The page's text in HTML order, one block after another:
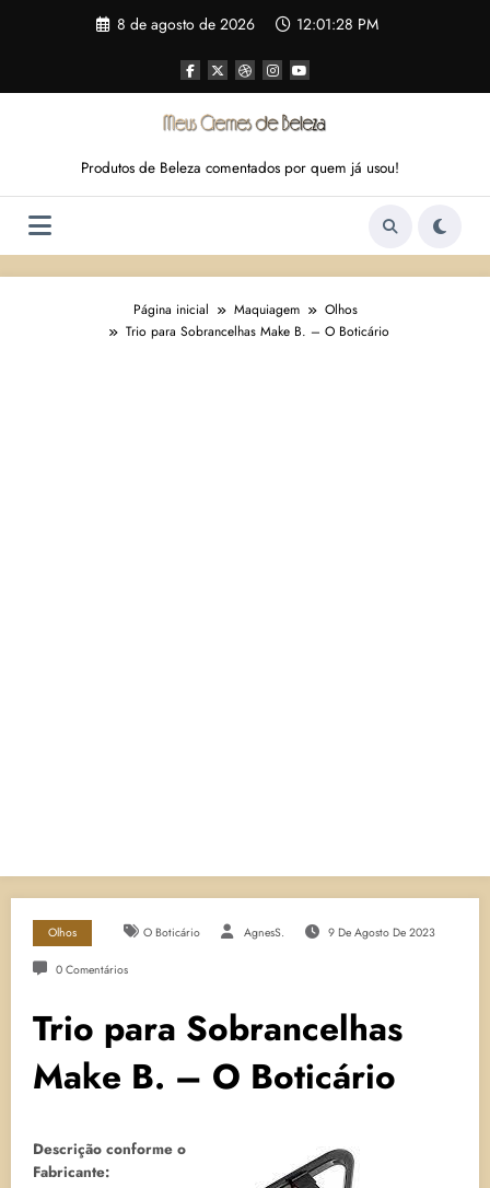
8 de agosto de 2026 12:01:29 PM
Produtos de Beleza comentados por quem já usou!
Página inicial Maquiagem
Olhos
Trio para Sobrancelhas Make B. – O Boticário
Olhos O Boticário AgnesS. 9 De Agosto De 2023
0 Comentários
Trio para Sobrancelhas
Make B. – O Boticário
Descrição conforme o
Fabricante: